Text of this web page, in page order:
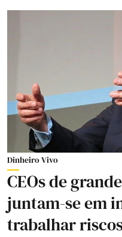
Dinheiro Vivo
CEOs de
juntam-se em
trabalhar